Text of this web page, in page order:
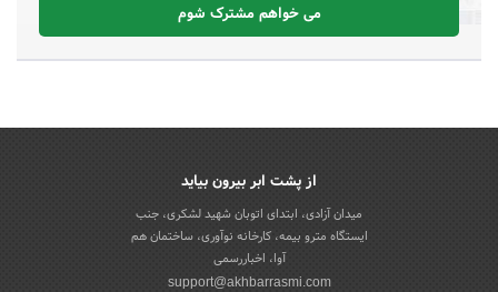
می خواهم مشترک شوم
از پشت ابر بیرون بیاید
میدان آزادی، ابتدای اتوبان شهید لشکری، جنب
ایستگاه مترو بیمه، کارخانه نوآوری، ساختمان هم
آوا، اخباررسمی
support@akhbarrasmi.com